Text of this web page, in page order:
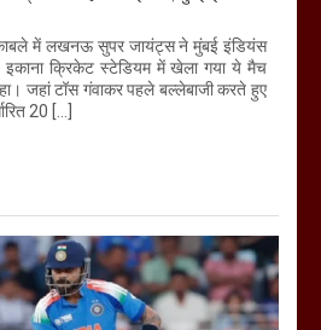
में लखनऊ सुपर जायंट्स ने मुंबई इंडियंस
इकाना क्रिकेट स्टेडियम में खेला गया ये मैच
जहां टॉस गंवाकर पहले बल्लेबाजी करते हुए
20 […]